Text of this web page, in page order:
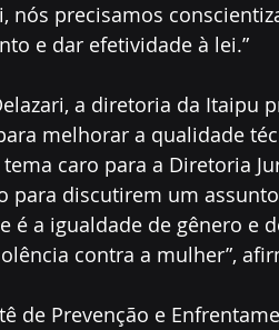
nós precisamos
e dar efetividade à lei.”
a diretoria da Itaipu
melhorar a qualidade
caro para a Diretoria
para discutirem um
é a igualdade de gênero e
contra a mulher”,
de Prevenção e